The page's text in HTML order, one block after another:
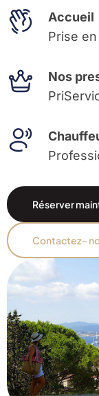
Accueil
Prise
Nos
Réserver
Contactez-